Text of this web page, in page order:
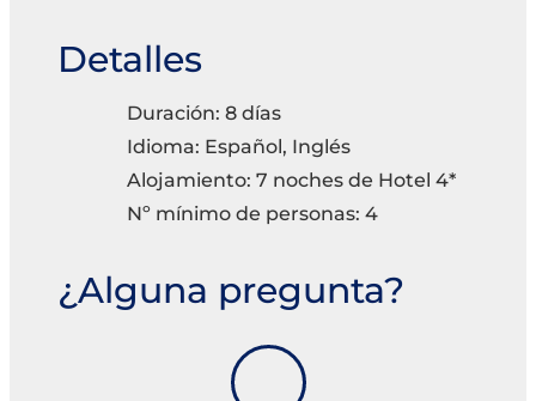
Detalles
Duración: 8 días
Idioma: Español, Inglés
Alojamiento: 7 noches de Hotel 4*
Nº mínimo de personas: 4
¿Alguna pregunta?